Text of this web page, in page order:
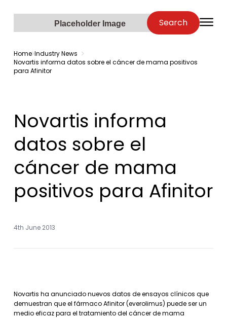
Placeholder Image Search
Home Industry News
Novartis informa datos sobre el cáncer de mama positivos
para Afinitor
Novartis informa
datos sobre el
cáncer de mama
positivos para Afinitor
4th June 2013
Novartis ha anunciado nuevos datos de ensayos clínicos que
demuestran que el fármaco Afinitor (everolimus) puede ser un
medio eficaz para el tratamiento del cáncer de mama